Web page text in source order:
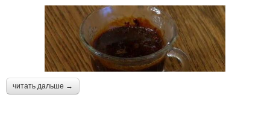
читать дальше →